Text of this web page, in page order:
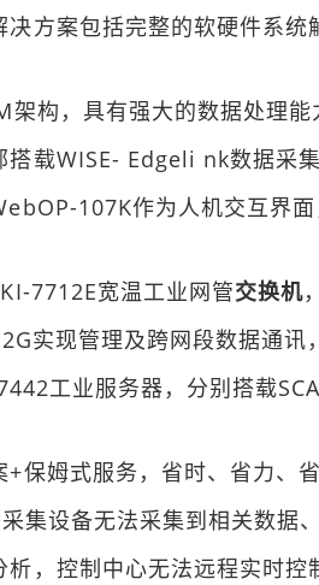
决方案包括完整的软硬件系统
架构，具有强大的数据处理
搭载WISE- Edgeli nk数据采
107K作为人机交互界
7712E宽温工业网管交换机
实现管理及跨网段数据通
工业服务器，分别搭载
保姆式服务，省时、省力、
采集设备无法采集到相关数
析，控制中心无法远程实时